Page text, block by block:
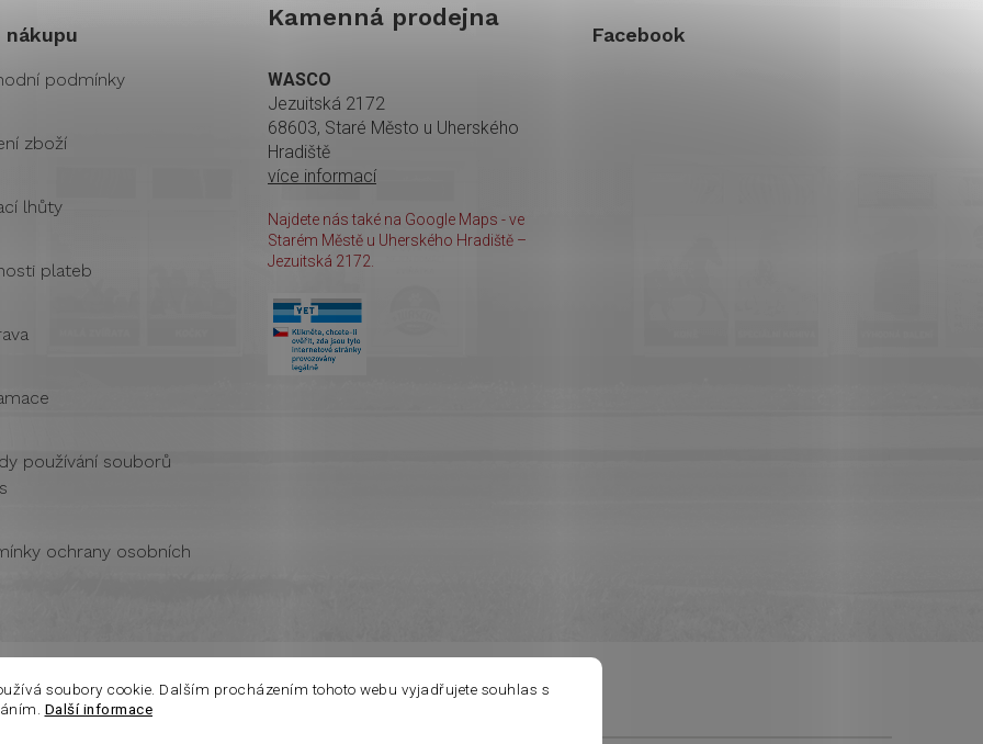
soubory cookie. Dalším procházením tohoto webu vyjadřujete souhlas s
Další informace
nákupu
podmínky
zboží
lhůty
plateb
používání souborů
ochrany osobních
Kamenná prodejna
WASCO
Jezuitská 2172
68603, Staré Město u Uherského
Hradiště
více informací
Najdete nás také na Google Maps - ve
Starém Městě u Uherského Hradiště –
Jezuitská 2172.
Facebook